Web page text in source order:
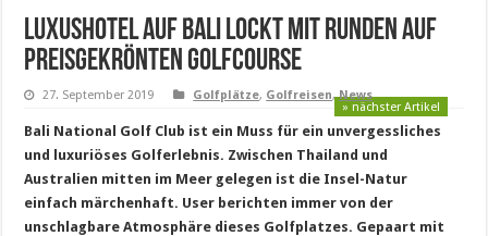
Luxushotel auf Bali lockt mit Runden auf
preisgekrönten Golfcourse
27. September 2019 Golfplätze, Golfreisen,News
» nächster Artikel
Bali National Golf Club ist ein Muss für ein unvergessliches
und luxuriöses Golferlebnis. Zwischen Thailand und
Australien mitten im Meer gelegen ist die Insel-Natur
einfach märchenhaft. User berichten immer von der
unschlagbare Atmosphäre dieses Golfplatzes. Gepaart mit